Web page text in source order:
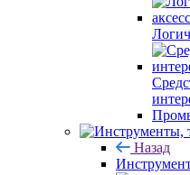
Назад